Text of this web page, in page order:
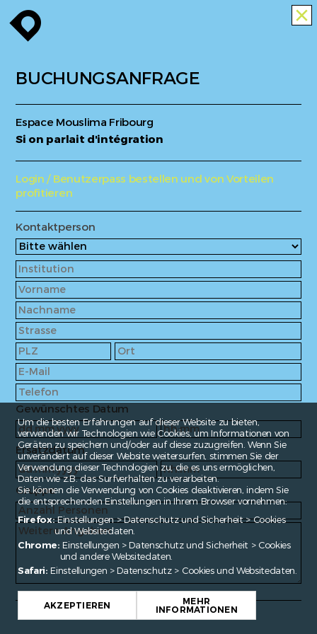
enroute close
BUCHUNGSANFRAGE
Espace Mouslima Fribourg
Si on parlait d'intégration
Login / Benutzerpass bestellen und von Vorteilen
profitieren
Kontaktperson
Gewünschtes Datum
Ersatzdatum
Gruppe
Fragen?contact@enroute.ch
Um die besten Erfahrungen auf dieser Website zu bieten,
verwenden wir Technologien wie Cookies, um Informationen von
Geräten zu speichern und/oder auf diese zuzugreifen. Wenn Sie
unverändert auf dieser Website weitersurfen, stimmen Sie der
Verwendung dieser Technologien zu, die es uns ermöglichen,
Daten wie z.B. das Surfverhalten zu verarbeiten.
Sie können die Verwendung von Cookies deaktivieren, indem Sie
die entsprechenden Einstellungen in Ihrem Browser vornehmen:
Firefox:Einstellungen > Datenschutz und Sicherheit > Cookies
und Websitedaten.
Chrome: Einstellungen > Datenschutz und Sicherheit > Cookies
und andere Websitedaten.
Safari: Einstellungen > Datenschutz > Cookies und Websitedaten.
AKZEPTIEREN MEHR
INFORMATIONEN